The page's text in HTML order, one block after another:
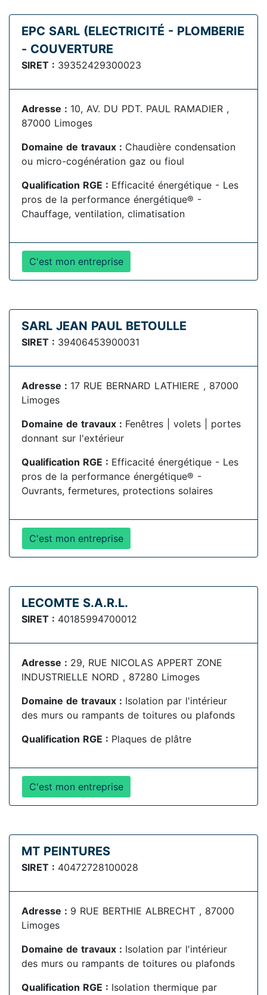
EPC SARL (ELECTRICITÉ - PLOMBERIE
- COUVERTURE
SIRET : 39352429300023
Adresse : 10, AV. DU PDT. PAUL RAMADIER ,
87000 Limoges
Domaine de travaux : Chaudière condensation
ou micro-cogénération gaz ou fioul
Qualification RGE : Efficacité énergétique - Les
pros de la performance énergétique® -
Chauffage, ventilation, climatisation
C'est mon entreprise
SARL JEAN PAUL BETOULLE
SIRET : 39406453900031
Adresse : 17 RUE BERNARD LATHIERE , 87000
Limoges
Domaine de travaux : Fenêtres | volets | portes
donnant sur l'extérieur
Qualification RGE : Efficacité énergétique - Les
pros de la performance énergétique® -
Ouvrants, fermetures, protections solaires
C'est mon entreprise
LECOMTE S.A.R.L.
SIRET : 40185994700012
Adresse : 29, RUE NICOLAS APPERT ZONE
INDUSTRIELLE NORD , 87280 Limoges
Domaine de travaux : Isolation par l'intérieur
des murs ou rampants de toitures ou plafonds
Qualification RGE : Plaques de plâtre
C'est mon entreprise
MT PEINTURES
SIRET : 40472728100028
Adresse : 9 RUE BERTHIE ALBRECHT , 87000
Limoges
Domaine de travaux : Isolation par l'intérieur
des murs ou rampants de toitures ou plafonds
Qualification RGE : Isolation thermique par